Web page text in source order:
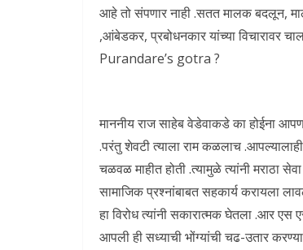
आहे तो संपणार नाही .सतत मालक बदलून,
,आंबेडकर, प्रबोधनकार यांच्या
Purandare’s gotra ?
माननीय राज साहेब वेडेवाकडे का होईना आपण
.परंतु शेवटी त्याला राम कळलाच
चळवळ माहीत होती .त्यामुळे त्यांनी मराठा
सामाजिक प्रश्नांबाबत सहकार्य करायला
हा विरोध त्यांनी सकारात्मक घेतला .आर
आपली ही सध्याची भोंग्यांची चढ-उतार